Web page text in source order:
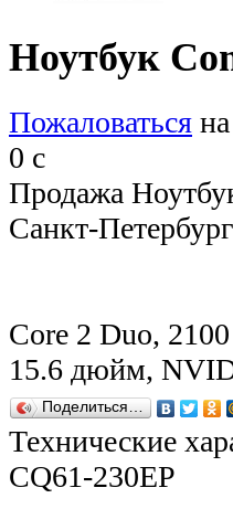
Ноутбук
Пожаловаться
0 c
Продажа
Санкт-
Core 2 Duo,
15.6 дюйм,
Поделиться…
Технические
CQ61-230EP